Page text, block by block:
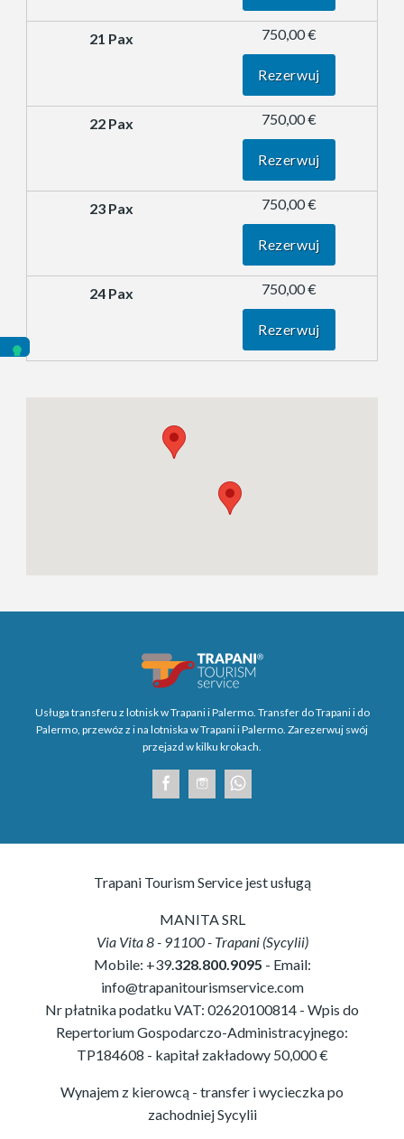
750,00 €
Rezerwuj
750,00 €
Rezerwuj
750,00 €
Rezerwuj
750,00 €
Rezerwuj
Usługa transferu z lotnisk w Trapani i Palermo. Transfer do Trapani i do
Palermo, przewóz z i na lotniska w Trapani i Palermo. Zarezerwuj swój
przejazd w kilku krokach.
Trapani Tourism Service jest usługą
MANITA SRL
Via Vita 8- 91100- Trapani(Sycylii)
Mobile: +39.328.800.9095 - Email:
info@trapanitourismservice.com
Nr płatnika podatku VAT: 02620100814 - Wpis do
Repertorium Gospodarczo-Administracyjnego:
TP184608 - kapitał zakładowy 50,000 €
Wynajem z kierowcą - transfer i wycieczka po
zachodniej Sycylii